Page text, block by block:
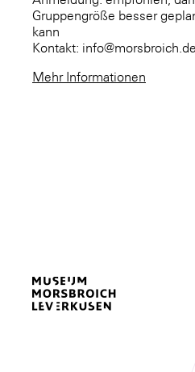
Gruppengröße besser
kann
Kontakt: info@morsbroich.de
Mehr Informationen